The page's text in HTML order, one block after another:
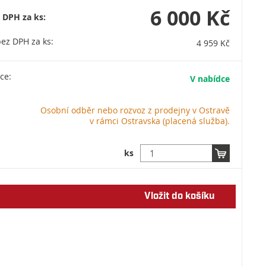
DPH za ks:
DPH za ks:
6 000 Kč
4 959 Kč
V nabídce
Osobní odběr nebo rozvoz z prodejny v Ostravě
v rámci Ostravska (placená služba).
ks
Vložit do košíku